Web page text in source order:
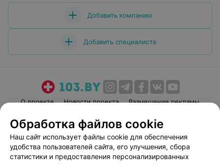
Добавить компанию
Добавить специалиста
О проекте Новости проекта
Размещение рекламы
Пользовательское соглашение
Способы оплаты
Вакансии
Партнеры
Написать руководителю 103.by
Обработка файлов cookie
Наш сайт использует файлы cookie для обеспечения
удобства пользователей сайта, его улучшения, сбора
статистики и предоставления персонализированных